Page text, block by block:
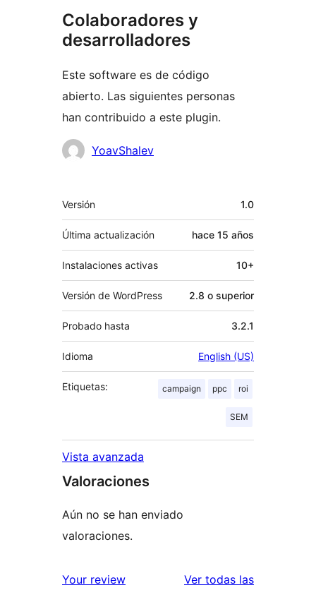
Colaboradores y
desarrolladores
Este software es de código
abierto. Las siguientes personas
han contribuido a este plugin.
Colaboradores
YoavShalev
Meta
Versión 1.0
Última actualización hace 15 años
Instalaciones activas 10+
Versión de WordPress 2.8 o superior
Probado hasta 3.2.1
Idioma English (US)
Etiquetas: campaign ppc roi
SEM
Vista avanzada
Valoraciones
Aún no se han enviado
valoraciones.
Your review Ver todas las